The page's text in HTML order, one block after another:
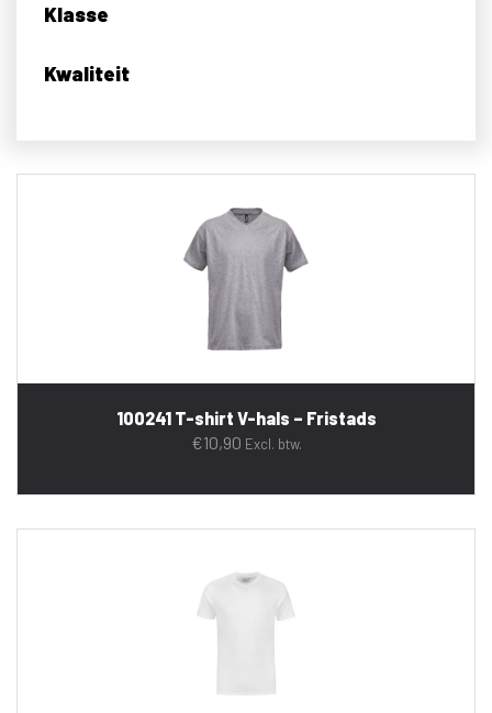
Klasse
Kwaliteit
100241 T-shirt V-hals – Fristads
€10,90 Excl. btw.